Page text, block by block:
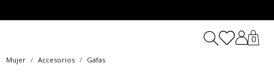
0
Mujer Accesorios Gafas